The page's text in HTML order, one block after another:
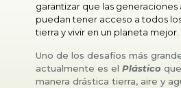
garantizar que las generaciones
puedan tener acceso a todos
tierra y vivir en un planeta mejor.
Uno de los desafíos más
actualmente es elPlástico
manera drástica tierra, aire y